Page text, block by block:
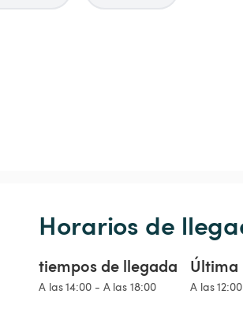
Horarios de
tiempos de llegada
A las 14:00 - A las 18:00
Última
A las 12:00